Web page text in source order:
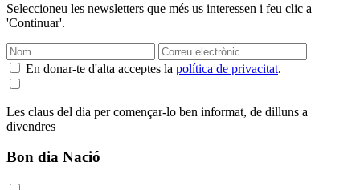
Seleccioneu les newsletters que més us interessen i feu clic a
'Continuar'.
En donar-te d'alta acceptes la política de privacitat.
Les claus del dia per començar-lo ben informat, de dilluns a
divendres
Bon dia Nació